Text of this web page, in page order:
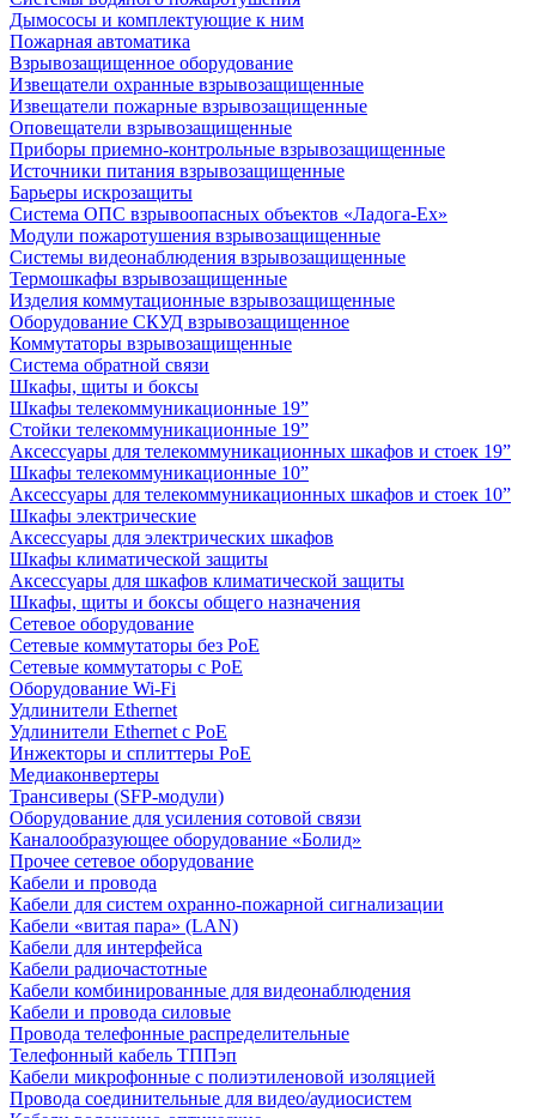
Дымососы и комплектующие к ним
Пожарная автоматика
Взрывозащищенное оборудование
Извещатели охранные взрывозащищенные
Извещатели пожарные взрывозащищенные
Оповещатели взрывозащищенные
Приборы приемно-контрольные взрывозащищенные
Источники питания взрывозащищенные
Барьеры искрозащиты
Система ОПС взрывоопасных объектов «Ладога-Ex»
Модули пожаротушения взрывозащищенные
Системы видеонаблюдения взрывозащищенные
Термошкафы взрывозащищенные
Изделия коммутационные взрывозащищенные
Оборудование СКУД взрывозащищенное
Коммутаторы взрывозащищенные
Система обратной связи
Шкафы, щиты и боксы
Шкафы телекоммуникационные 19”
Стойки телекоммуникационные 19”
Аксессуары для телекоммуникационных шкафов и стоек 19”
Шкафы телекоммуникационные 10”
Аксессуары для телекоммуникационных шкафов и стоек 10”
Шкафы электрические
Аксессуары для электрических шкафов
Шкафы климатической защиты
Аксессуары для шкафов климатической защиты
Шкафы, щиты и боксы общего назначения
Сетевое оборудование
Сетевые коммутаторы без PoE
Сетевые коммутаторы с PoE
Оборудование Wi-Fi
Удлинители Ethernet
Удлинители Ethernet с PoE
Инжекторы и сплиттеры PoE
Медиаконвертеры
Трансиверы (SFP-модули)
Оборудование для усиления сотовой связи
Каналообразующее оборудование «Болид»
Прочее сетевое оборудование
Кабели и провода
Кабели для систем охранно-пожарной сигнализации
Кабели «витая пара» (LAN)
Кабели для интерфейса
Кабели радиочастотные
Кабели комбинированные для видеонаблюдения
Кабели и провода силовые
Провода телефонные распределительные
Телефонный кабель ТППэп
Кабели микрофонные с полиэтиленовой изоляцией
Провода соединительные для видео/аудиосистем